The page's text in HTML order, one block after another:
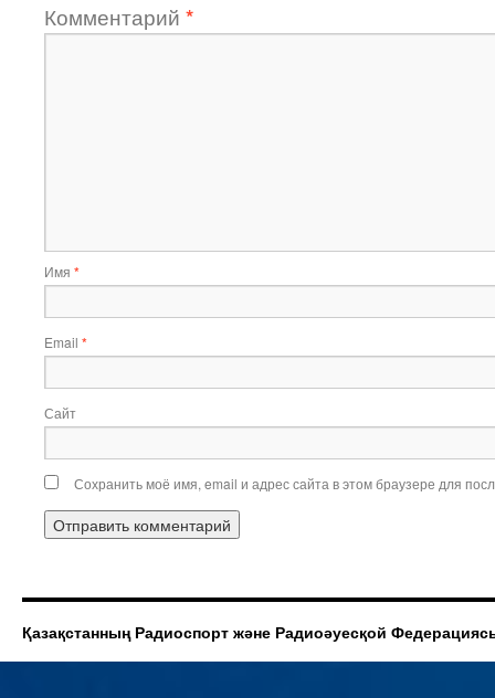
Комментарий *
Имя *
Email *
Сайт
Сохранить моё имя, email и адрес сайта в этом браузере для
Қазақстанның Радиоспорт және Радиоәуесқой